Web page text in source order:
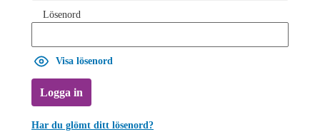
Lösenord
Visa lösenord
Logga in
Har du glömt ditt lösenord?